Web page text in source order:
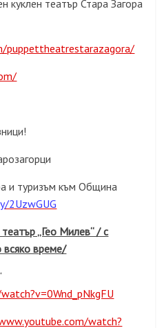
куклен театър Стара Загора
puppettheatrestarazagora/
и туризъм към Община
2UzwGUG
„Гео Милев“ / с
всяко време/
watch?